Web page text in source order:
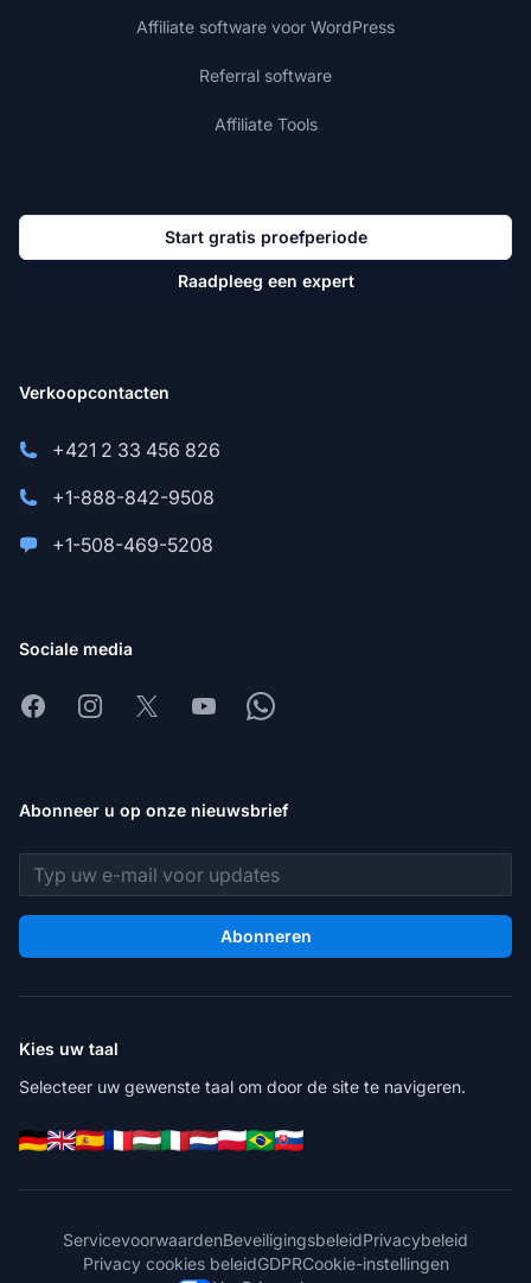
Affiliate software voor WordPress
Referral software
Affiliate Tools
Start gratis proefperiode
Raadpleeg een expert
Verkoopcontacten
+421 2 33 456 826
+1-888-842-9508
+1-508-469-5208
Sociale media
FacebookInstagram
X YoutubeWhatsapp
Abonneer u op onze nieuwsbrief
E-mailadres
Abonneren
Kies uw taal
Selecteer uw gewenste taal om door de site te navigeren.
ServicevoorwaardenBeveiligingsbeleidPrivacybeleid
Privacy cookies beleidGDPRCookie-instellingen